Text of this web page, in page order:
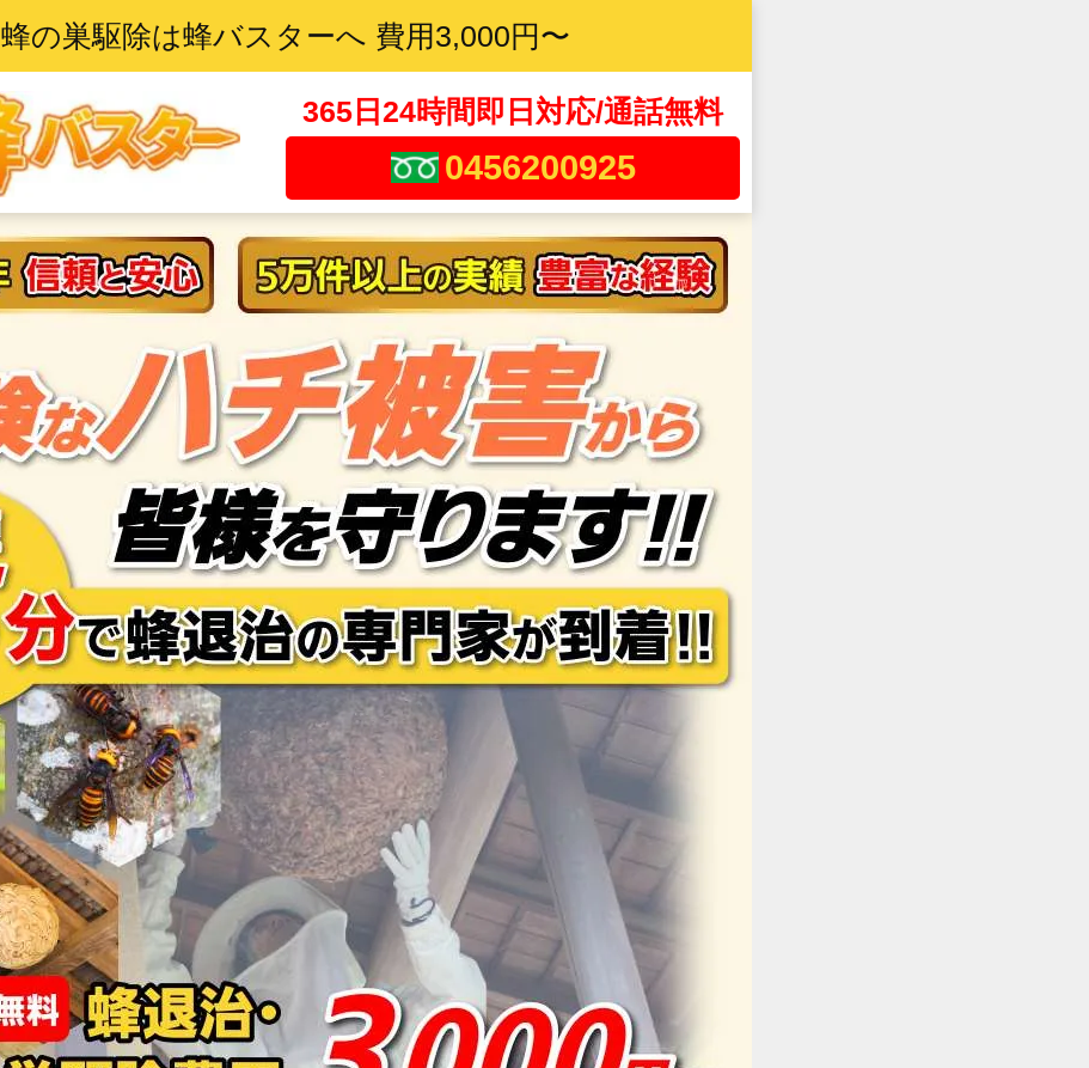
蜂の巣駆除は蜂バスターへ 費用3,000円〜
365日24時間即日対応/通話無料
0456200925